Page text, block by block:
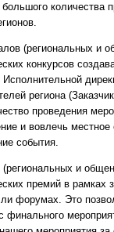
количества
(региональных и
конкурсов
региона
проведения
и вовлечь
события.
и
премий в рамках
форумах. Это
финального